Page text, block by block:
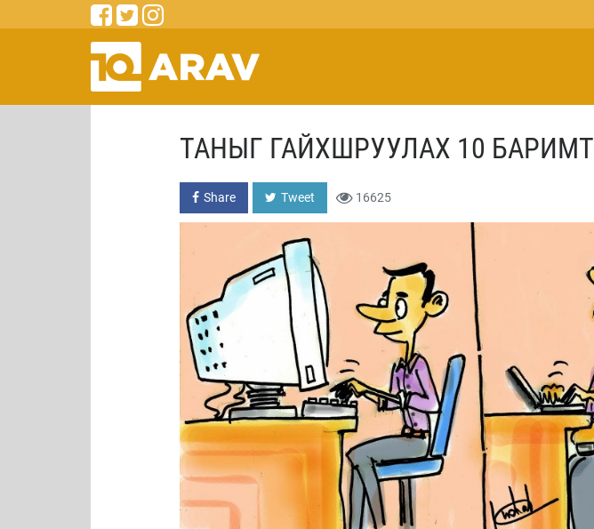
ТАНЫГ ГАЙХШРУУЛАХ 10 БАРИМТ
Share Tweet 16625